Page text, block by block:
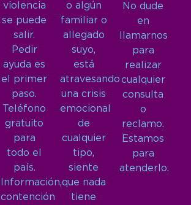
violencia
se puede
salir.
Pedir
ayuda es
el primer
paso.
Teléfono
gratuito
para
todo el
país.
Información,
contención
o algún
familiar o
allegado
suyo,
está
atravesando
una crisis
emocional
de
cualquier
tipo,
siente
que nada
tiene
No dude
en
llamarnos
para
realizar
cualquier
consulta
o
reclamo.
Estamos
para
atenderlo.